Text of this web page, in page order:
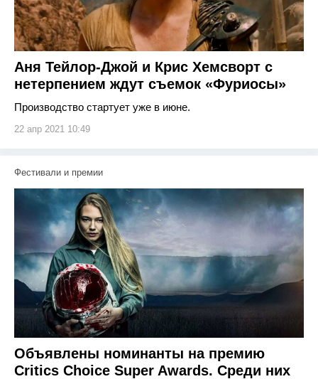
Аня Тейлор-Джой и Крис Хемсворт с
нетерпением ждут съемок «Фуриосы»
Производство стартует уже в июне.
22 апр 2021 10:49
Фестивали и премии
Объявлены номинанты на премию
Critics Choice Super Awards. Среди них